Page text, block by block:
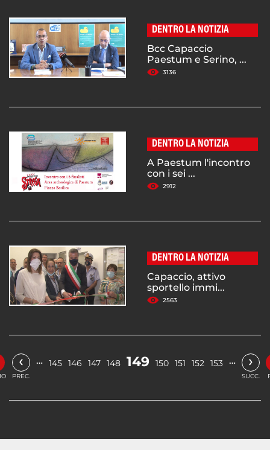
DENTRO LA NOTIZIA
Bcc Capaccio
Paestum e Serino, ...
3136
DENTRO LA NOTIZIA
A Paestum l'incontro
con i sei ...
2912
DENTRO LA NOTIZIA
Capaccio, attivo
sportello immi...
2563
‹
PREC.
… 145 146 147 148 149 150 151 152 153 … ›
SUCC.